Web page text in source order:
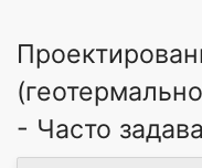
- Часто